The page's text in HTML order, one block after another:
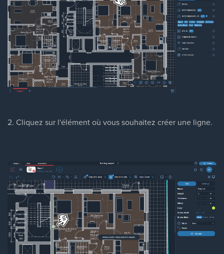
2. Cliquez sur l'élément où vous souhaitez créer une ligne.